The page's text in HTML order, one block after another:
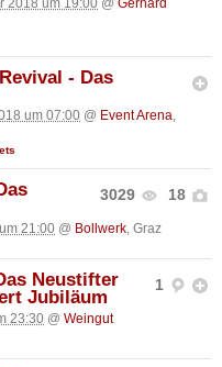
2018 um 19:00 @ Gerhard
- Das
um 07:00 @ Event Arena,
3029 18
21:00 @ Bollwerk , Graz
1
Neustifter
Jubiläum
23:30 @ Weingut